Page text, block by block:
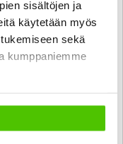
sisältöjen ja
käytetään myös
sekä
kumppaniemme
Lämmitettävä